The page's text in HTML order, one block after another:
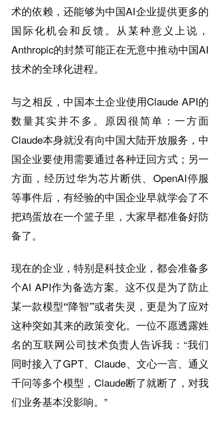
术的依赖，还能够为中国AI企业提供更多的
国际化机会和反馈。从某种意义上说，
Anthropic的封禁可能正在无意中推动中国AI
技术的全球化进程。
与之相反，中国本土企业使用Claude API的
数量其实并不多。原因很简单：一方面
Claude本身就没有向中国大陆开放服务，中
国企业要使用需要通过各种迂回方式；另一
方面，经历过华为芯片断供、OpenAI停服
等事件后，有经验的中国企业早就学会了不
把鸡蛋放在一个篮子里，大家早都准备好防
备了。
现在的企业，特别是科技企业，都会准备多
个AI API作为备选方案。 这不仅是为了防止
某一款模型“降智”或者失灵，更是为了应对
这种突如其来的政策变化。 一位不愿透露姓
名的互联网公司技术负责人告诉我：“我们
同时接入了GPT、Claude、文心一言、通义
千问等多个模型，Claude断了就断了，对我
们业务基本没影响。”